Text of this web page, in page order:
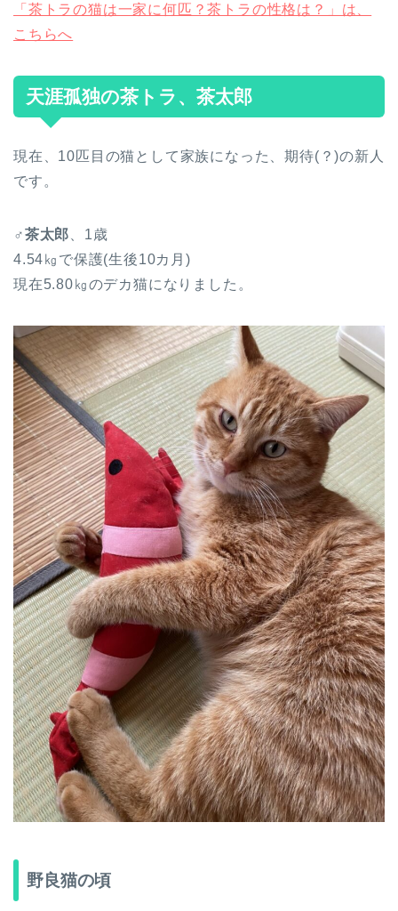
「茶トラの猫は一家に何匹？茶トラの性格は？」は、
こちらへ
天涯孤独の茶トラ、茶太郎
現在、10匹目の猫として家族になった、期待(？)の新人
です。
♂茶太郎 、1歳
4.54㎏で保護(生後10カ月)
現在5.80㎏のデカ猫になりました。
野良猫の頃